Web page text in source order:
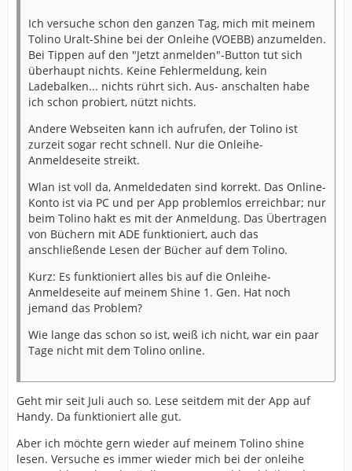
Ich versuche schon den ganzen Tag, mich mit meinem
Tolino Uralt-Shine bei der Onleihe (VOEBB) anzumelden.
Bei Tippen auf den "Jetzt anmelden"-Button tut sich
überhaupt nichts. Keine Fehlermeldung, kein
Ladebalken... nichts rührt sich. Aus- anschalten habe
ich schon probiert, nützt nichts.
Andere Webseiten kann ich aufrufen, der Tolino ist
zurzeit sogar recht schnell. Nur die Onleihe-
Anmeldeseite streikt.
Wlan ist voll da, Anmeldedaten sind korrekt. Das Online-
Konto ist via PC und per App problemlos erreichbar; nur
beim Tolino hakt es mit der Anmeldung. Das Übertragen
von Büchern mit ADE funktioniert, auch das
anschließende Lesen der Bücher auf dem Tolino.
Kurz: Es funktioniert alles bis auf die Onleihe-
Anmeldeseite auf meinem Shine 1. Gen. Hat noch
jemand das Problem?
Wie lange das schon so ist, weiß ich nicht, war ein paar
Tage nicht mit dem Tolino online.
Geht mir seit Juli auch so. Lese seitdem mit der App auf
Handy. Da funktioniert alle gut.
Aber ich möchte gern wieder auf meinem Tolino shine
lesen. Versuche es immer wieder mich bei der onleihe